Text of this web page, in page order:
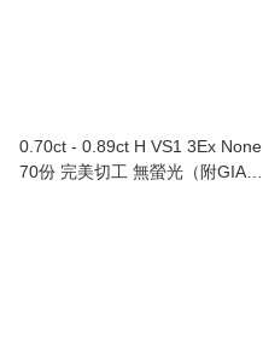
0.70ct - 0.89ct H VS1 3Ex None
70份 完美切工 無螢光（附GIA證